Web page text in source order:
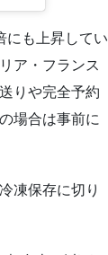
にも上昇してい
ア・フランス
りや完全予約
場合は事前に
凍保存に切り